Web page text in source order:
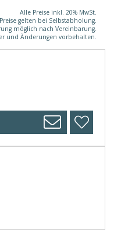
Alle Preise inkl. 20% MwSt.
gelten bei Selbstabholung.
möglich nach Vereinbarung.
und Änderungen vorbehalten.